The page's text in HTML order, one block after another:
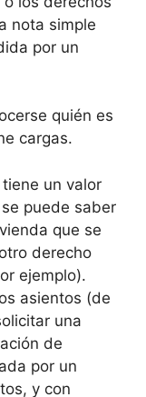
nota simple
por un
quién es
cargas.
un valor
puede saber
que se
derecho
ejemplo).
asientos (de
una
de
por un
y con